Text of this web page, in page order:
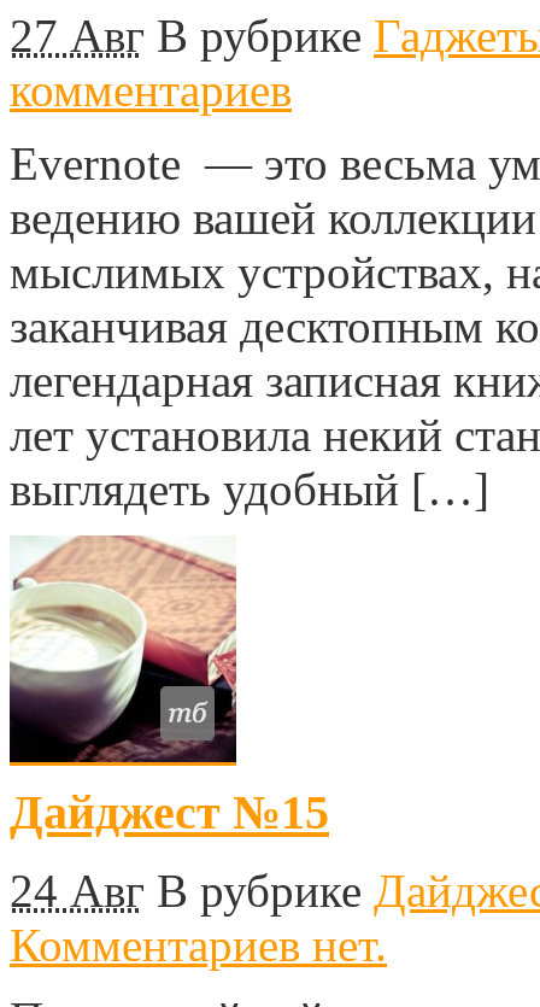
27 Авг В рубрике
комментариев
Evernote — это весьма
ведению вашей
мыслимых устройствах,
заканчивая десктопным
легендарная записная
лет установила некий
выглядеть удобный […]
Дайджест №15
24 Авг В рубрике
Комментариев нет.